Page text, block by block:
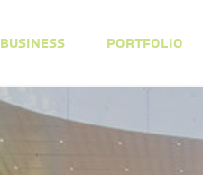
BUSINESS PORTFOLIO